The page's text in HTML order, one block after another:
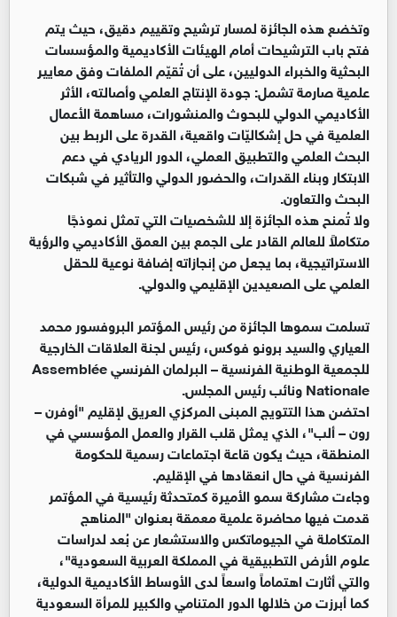
وتخضع هذه الجائزة لمسار ترشيح وتقييم دقيق، حيث يتم
فتح باب الترشيحات أمام الهيئات الأكاديمية والمؤسسات
البحثية والخبراء الدوليين، على أن تُقيّم الملفات وفق معايير
علمية صارمة تشمل: جودة الإنتاج العلمي وأصالته، الأثر
الأكاديمي الدولي للبحوث والمنشورات، مساهمة الأعمال
العلمية في حل إشكاليّات واقعية، القدرة على الربط بين
البحث العلمي والتطبيق العملي، الدور الريادي في دعم
الابتكار وبناء القدرات، والحضور الدولي والتأثير في شبكات
البحث والتعاون.
ولا تُمنح هذه الجائزة إلا للشخصيات التي تمثل نموذجًا
متكاملاً للعالم القادر على الجمع بين العمق الأكاديمي والرؤية
الاستراتيجية، بما يجعل من إنجازاته إضافة نوعية للحقل
العلمي على الصعيدين الإقليمي والدولي.
تسلمت سموها الجائزة من رئيس المؤتمر البروفسور محمد
العياري والسيد برونو فوكس، رئيس لجنة العلاقات الخارجية
للجمعية الوطنية الفرنسية – البرلمان الفرنسي Assemblée
Nationale ونائب رئيس المجلس.
احتضن هذا التتويج المبنى المركزي العريق لإقليم "أوفرن –
رون – ألب"، الذي يمثل قلب القرار والعمل المؤسسي في
المنطقة، حيث يكون قاعة اجتماعات رسمية للحكومة
الفرنسية في حال انعقادها في الإقليم.
وجاءت مشاركة سمو الأميرة كمتحدثة رئيسية في المؤتمر
قدمت فيها محاضرة علمية معمقة بعنوان "المناهج
المتكاملة في الجيوماتكس والاستشعار عن بُعد لدراسات
علوم الأرض التطبيقية في المملكة العربية السعودية"،
والتي أثارت اهتماماً واسعاً لدى الأوساط الأكاديمية الدولية،
كما أبرزت من خلالها الدور المتنامي والكبير للمرأة السعودية